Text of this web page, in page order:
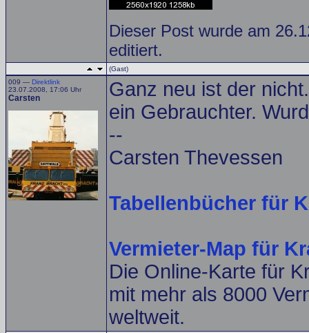
Dieser Post wurde am
editiert.
(Gast)
009 — Direktlink
23.07.2008, 17:06 Uhr
Carsten
Ganz neu ist der
ein Gebrauchter.
--
Carsten Thevessen
Tabellenbücher für
Vermieter-Map für
Die Online-Karte für
mit mehr als 8000
weltweit.